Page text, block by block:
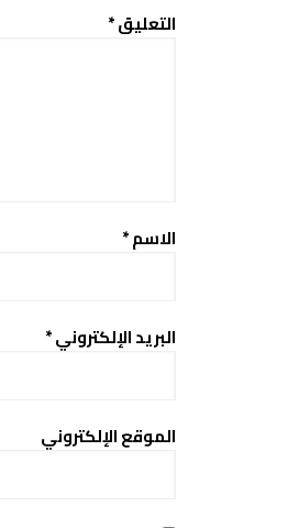
التعليق*
الاسم*
البريد الإلكتروني*
الموقع الإلكتروني